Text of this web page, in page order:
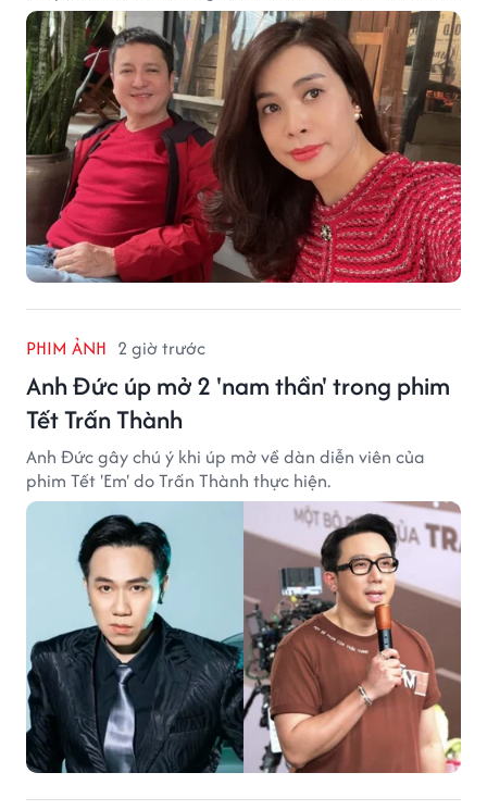
nhận được sự quan tâm từ công chúng.
PHIM ẢNH 2 giờ trước
Anh Đức úp mở 2 'nam thần' trong phim
Tết Trấn Thành
Anh Đức gây chú ý khi úp mở về dàn diễn viên của
phim Tết 'Em' do Trấn Thành thực hiện.